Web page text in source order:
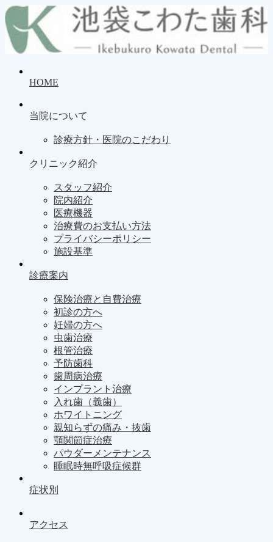
HOME
当院について
診療方針・医院のこだわり
クリニック紹介
スタッフ紹介
院内紹介
医療機器
治療費のお支払い方法
プライバシーポリシー
施設基準
診療案内
保険治療と自費治療
初診の方へ
妊婦の方へ
虫歯治療
根管治療
予防歯科
歯周病治療
インプラント治療
入れ歯（義歯）
ホワイトニング
親知らずの痛み・抜歯
顎関節症治療
パウダーメンテナンス
睡眠時無呼吸症候群
症状別
アクセス